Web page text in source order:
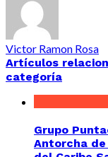
Victor Ramon Rosa
Artículos
categoría
Grupo
Antorcha